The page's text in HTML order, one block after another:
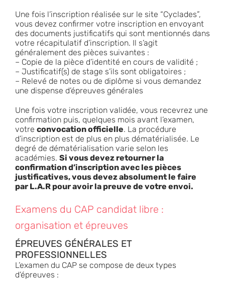
Une fois l’inscription réalisée sur le site “Cyclades”,
vous devez confirmer votre inscription en envoyant
des documents justificatifs qui sont mentionnés dans
votre récapitulatif d’inscription. Il s’agit
généralement des pièces suivantes :
– Copie de la pièce d’identité en cours de validité ;
– Justificatif(s) de stage s’ils sont obligatoires ;
– Relevé de notes ou de diplôme si vous demandez
une dispense d’épreuves générales
Une fois votre inscription validée, vous recevrez une
confirmation puis, quelques mois avant l’examen,
votre convocation officielle. La procédure
d’inscription est de plus en plus dématérialisée. Le
degré de dématérialisation varie selon les
académies. Si vous devez retourner la
confirmation d’inscription avec les pièces
justificatives, vous devez absolument le faire
par L.A.R pour avoir la preuve de votre envoi.
Examens du CAP candidat libre :
organisation et épreuves
ÉPREUVES GÉNÉRALES ET
PROFESSIONNELLES
L’examen du CAP se compose de deux types
d’épreuves :